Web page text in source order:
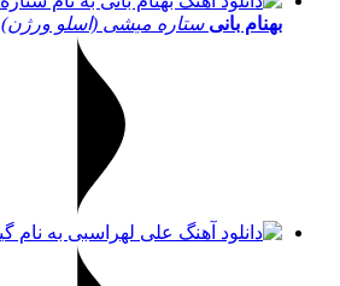
بهنام بانی ستاره میشی (اسلو ورژن)